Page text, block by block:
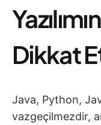
Dikkat
Java, Python,
vazgeçilmezdir,